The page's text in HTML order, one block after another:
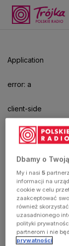
Application
error: a
client-side
exception
has
occurred
(see the
browser
aby
odtwarzać.
Dbamy o
My i nasi5
informacji na
cookie w celu
zaakceptować
również
uzasadnionego
polityki
partnerom i nie
prywatności